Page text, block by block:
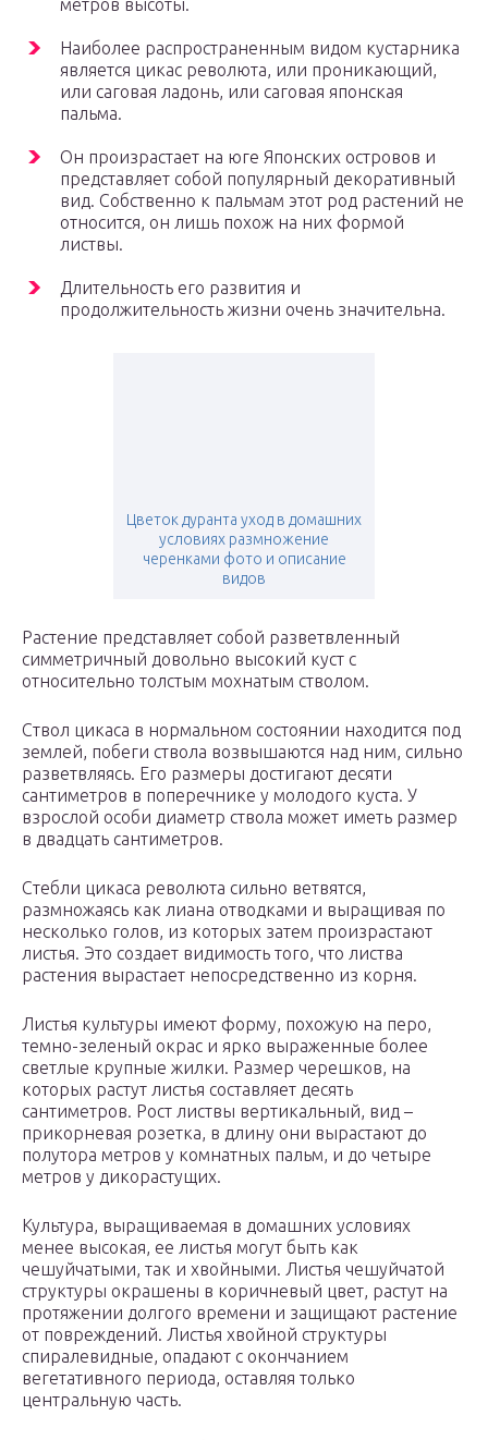
метров высоты.
Наиболее распространенным видом кустарника
является цикас революта, или проникающий,
или саговая ладонь, или саговая японская
пальма.
Он произрастает на юге Японских островов и
представляет собой популярный декоративный
вид. Собственно к пальмам этот род растений не
относится, он лишь похож на них формой
листвы.
Длительность его развития и
продолжительность жизни очень значительна.
Цветок дуранта уход в домашних
условиях размножение
черенками фото и описание
видов
Растение представляет собой разветвленный
симметричный довольно высокий куст с
относительно толстым мохнатым стволом.
Ствол цикаса в нормальном состоянии находится под
землей, побеги ствола возвышаются над ним, сильно
разветвляясь. Его размеры достигают десяти
сантиметров в поперечнике у молодого куста. У
взрослой особи диаметр ствола может иметь размер
в двадцать сантиметров.
Стебли цикаса революта сильно ветвятся,
размножаясь как лиана отводками и выращивая по
несколько голов, из которых затем произрастают
листья. Это создает видимость того, что листва
растения вырастает непосредственно из корня.
Листья культуры имеют форму, похожую на перо,
темно-зеленый окрас и ярко выраженные более
светлые крупные жилки. Размер черешков, на
которых растут листья составляет десять
сантиметров. Рост листвы вертикальный, вид –
прикорневая розетка, в длину они вырастают до
полутора метров у комнатных пальм, и до четыре
метров у дикорастущих.
Культура, выращиваемая в домашних условиях
менее высокая, ее листья могут быть как
чешуйчатыми, так и хвойными. Листья чешуйчатой
структуры окрашены в коричневый цвет, растут на
протяжении долгого времени и защищают растение
от повреждений. Листья хвойной структуры
спиралевидные, опадают с окончанием
вегетативного периода, оставляя только
центральную часть.